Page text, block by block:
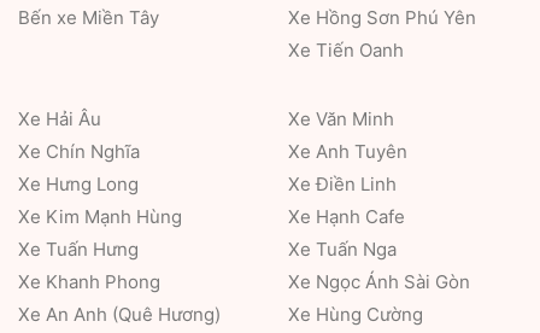
Bến xe Miền Tây
Xe Hồng Sơn Phú Yên
Xe Tiến Oanh
Xe Hải Âu
Xe Chín Nghĩa
Xe Hưng Long
Xe Kim Mạnh Hùng
Xe Tuấn Hưng
Xe Khanh Phong
Xe An Anh (Quê Hương)
Xe Văn Minh
Xe Anh Tuyên
Xe Điền Linh
Xe Hạnh Cafe
Xe Tuấn Nga
Xe Ngọc Ánh Sài Gòn
Xe Hùng Cường